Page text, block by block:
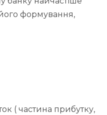
формування,
( частина прибутку,